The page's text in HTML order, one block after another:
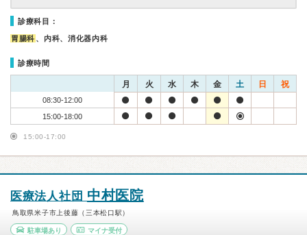
診療科目：
胃腸科 、内科、消化器内科
診療時間
月 火 水 木 金 土 日 祝
08:30-12:00
15:00-18:00
15:00-17:00
医療法人社団 中村医院
鳥取県米子市上後藤（三本松口駅）
駐車場あり マイナ受付